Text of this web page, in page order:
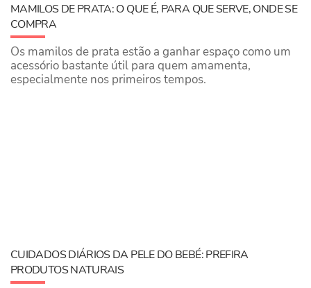
MAMILOS DE PRATA: O QUE É, PARA QUE SERVE, ONDE SE
COMPRA
Os mamilos de prata estão a ganhar espaço como um
acessório bastante útil para quem amamenta,
especialmente nos primeiros tempos.
CUIDADOS DIÁRIOS DA PELE DO BEBÉ: PREFIRA
PRODUTOS NATURAIS